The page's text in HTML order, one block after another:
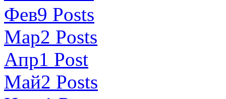
Фев9 Posts
Мар2 Posts
Апр1 Post
Май2 Posts